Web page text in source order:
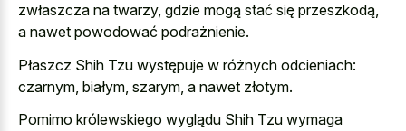
zwłaszcza na twarzy, gdzie mogą stać się przeszkodą,
a nawet powodować podrażnienie.
Płaszcz Shih Tzu występuje w różnych odcieniach:
czarnym, białym, szarym, a nawet złotym.
Pomimo królewskiego wyglądu Shih Tzu wymaga